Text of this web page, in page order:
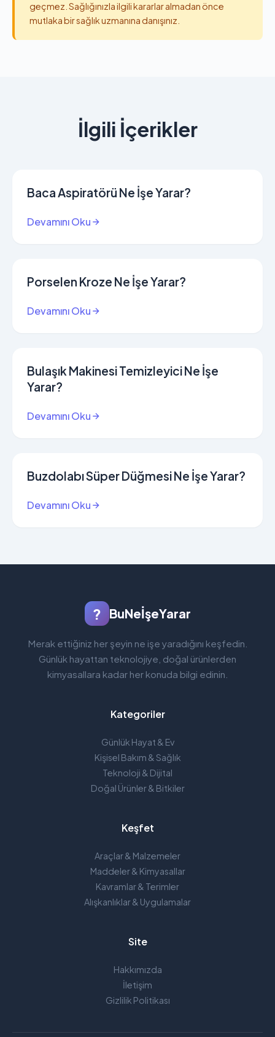
geçmez. Sağlığınızla ilgili kararlar almadan önce
mutlaka bir sağlık uzmanına danışınız.
İlgili İçerikler
Baca Aspiratörü Ne İşe Yarar?
Devamını Oku
Porselen Kroze Ne İşe Yarar?
Devamını Oku
Bulaşık Makinesi Temizleyici Ne İşe
Yarar?
Devamını Oku
Buzdolabı Süper Düğmesi Ne İşe Yarar?
Devamını Oku
? BuNeİşeYarar
Merak ettiğiniz her şeyin ne işe yaradığını keşfedin.
Günlük hayattan teknolojiye, doğal ürünlerden
kimyasallara kadar her konuda bilgi edinin.
Kategoriler
Günlük Hayat & Ev
Kişisel Bakım & Sağlık
Teknoloji & Dijital
Doğal Ürünler & Bitkiler
Keşfet
Araçlar & Malzemeler
Maddeler & Kimyasallar
Kavramlar & Terimler
Alışkanlıklar & Uygulamalar
Site
Hakkımızda
İletişim
Gizlilik Politikası